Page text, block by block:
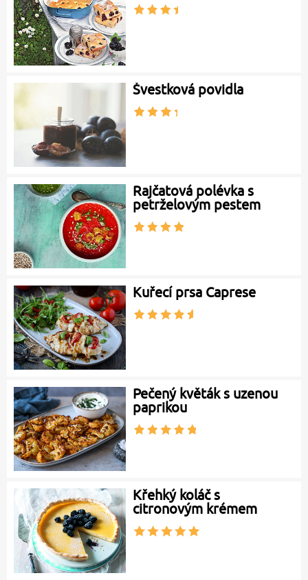
Švestková povidla
Rajčatová polévka s
petrželovým pestem
Kuřecí prsa Caprese
Pečený květák s uzenou
paprikou
Křehký koláč s
citronovým krémem